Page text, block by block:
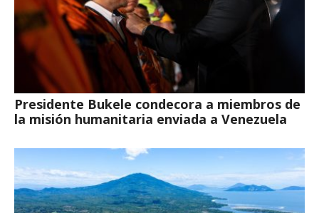
Presidente Bukele condecora a miembros de
la misión humanitaria enviada a Venezuela